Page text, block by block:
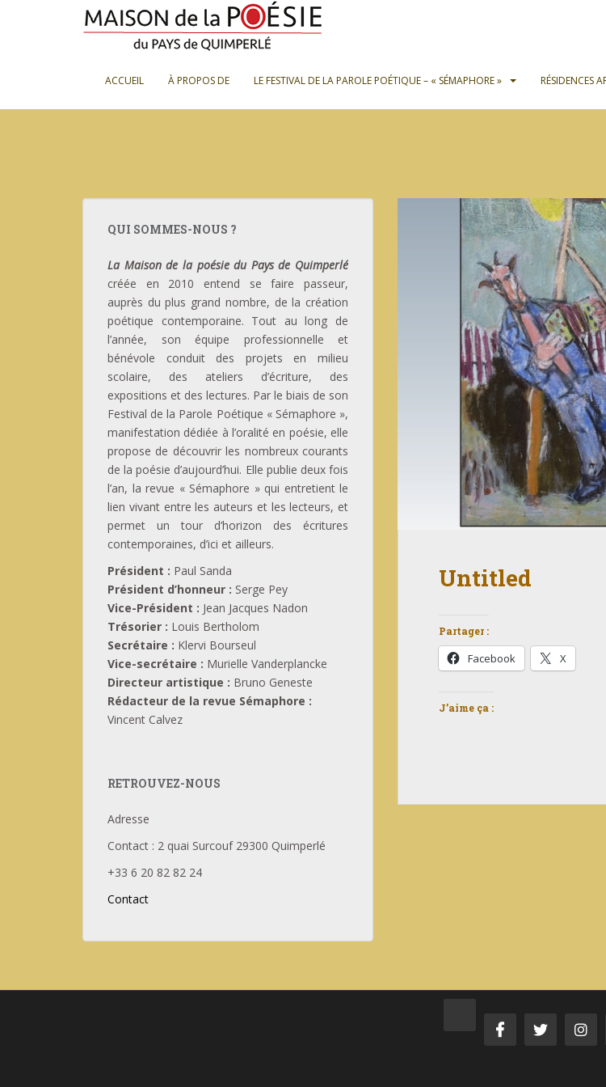
ACCUEIL À PROPOS DE LE FESTIVAL DE LA PAROLE POÉTIQUE – « SÉMAPHORE » RÉSIDENCES
Untitled
Partager :
Facebook X
J’aime ça :
QUI SOMMES-NOUS ?
La Maison de la poésie du Pays de Quimperlé
créée en 2010 entend se faire passeur,
auprès du plus grand nombre, de la création
poétique contemporaine. Tout au long de
l’année, son équipe professionnelle et
bénévole conduit des projets en milieu
scolaire, des ateliers d’écriture, des
expositions et des lectures. Par le biais de son
Festival de la Parole Poétique « Sémaphore »,
manifestation dédiée à l’oralité en poésie, elle
propose de découvrir les nombreux courants
de la poésie d’aujourd’hui. Elle publie deux fois
l’an, la revue « Sémaphore » qui entretient le
lien vivant entre les auteurs et les lecteurs, et
permet un tour d’horizon des écritures
contemporaines, d’ici et ailleurs.
Président : Paul Sanda
Président d’honneur : Serge Pey
Vice-Président : Jean Jacques Nadon
Trésorier : Louis Bertholom
Secrétaire : Klervi Bourseul
Vice-secrétaire : Murielle Vanderplancke
Directeur artistique : Bruno Geneste
Rédacteur de la revue Sémaphore :
Vincent Calvez
RETROUVEZ-NOUS
Adresse
Contact : 2 quai Surcouf 29300 Quimperlé
+33 6 20 82 82 24
Contact